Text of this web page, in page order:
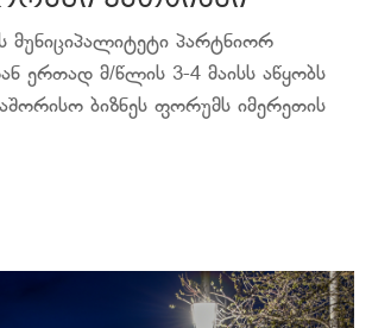
მუნიციპალიტეტი პარტნიორ
ერთად მ/წლის 3-4 მაისს აწყობს
ბიზნეს ფორუმს იმერეთის